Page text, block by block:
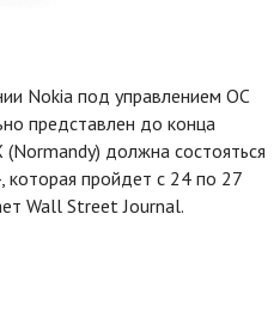
Nokia под управлением ОС
представлен до конца
должна состояться
которая пройдет с 24 по 27
Wall Street Journal.